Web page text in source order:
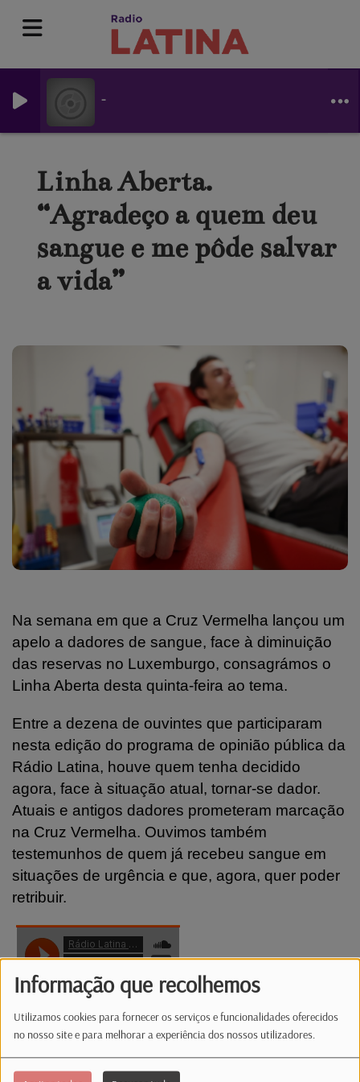
Informação que recolhemos
Utilizamos cookies para fornecer os serviços e funcionalidades oferecidos
no nosso site e para melhorar a experiência dos nossos utilizadores.
-
Linha Aberta.
“Agradeço a quem deu
sangue e me pôde salvar
a vida”
Na semana em que a Cruz Vermelha lançou um
apelo a dadores de sangue, face à diminuição
das reservas no Luxemburgo, consagrámos o
Linha Aberta desta quinta-feira ao tema.
Entre a dezena de ouvintes que participaram
nesta edição do programa de opinião pública da
Rádio Latina, houve quem tenha decidido
agora, face à situação atual, tornar-se dador.
Atuais e antigos dadores prometeram marcação
na Cruz Vermelha. Ouvimos também
testemunhos de quem já recebeu sangue em
situações de urgência e que, agora, quer poder
retribuir.